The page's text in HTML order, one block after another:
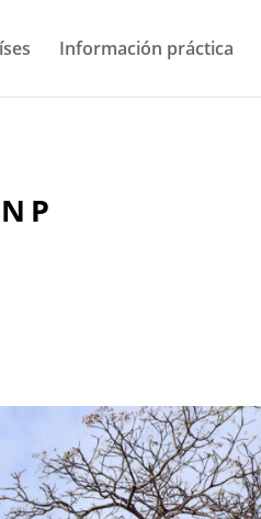
Información práctica